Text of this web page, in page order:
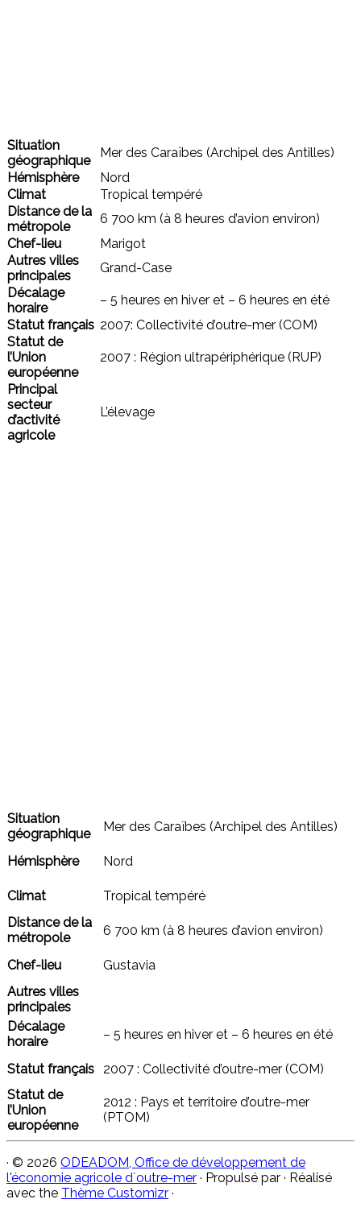
Situation
géographique
Mer des Caraïbes (Archipel des Antilles)
Hémisphère
Nord
Climat
Tropical tempéré
Distance de la
métropole
6 700 km (à 8 heures d’avion environ)
Chef-lieu
Marigot
Autres villes
principales
Grand-Case
Décalage
horaire
– 5 heures en hiver et – 6 heures en été
Statut français 2007: Collectivité d’outre-mer (COM)
Statut de
l’Union
européenne
2007 : Région ultrapériphérique (RUP)
Principal
secteur
d’activité
agricole
L’élevage
Situation
géographique
Mer des Caraïbes (Archipel des Antilles)
Hémisphère Nord
Climat
Tropical tempéré
Distance de la
métropole
6 700 km (à 8 heures d’avion environ)
Chef-lieu
Gustavia
Autres villes
principales
Décalage
horaire
– 5 heures en hiver et – 6 heures en été
Statut français
2007 : Collectivité d’outre-mer (COM)
Statut de
l’Union
européenne
2012 : Pays et territoire d’outre-mer
(PTOM)
· © 2026 ODEADOM, Office de développement de
l'économie agricole d´outre-mer · Propulsé par · Réalisé
avec the Thème Customizr ·